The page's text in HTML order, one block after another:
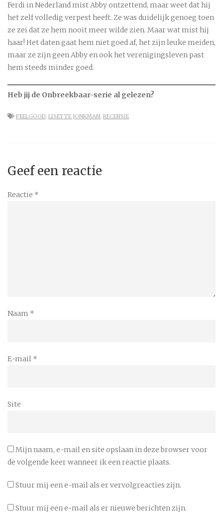
Ferdi in Nederland mist Abby ontzettend, maar weet dat hij
het zelf volledig verpest heeft. Ze was duidelijk genoeg toen
ze zei dat ze hem nooit meer wilde zien. Maar wat mist hij
haar! Het daten gaat hem niet goed af, het zijn leuke meiden,
maar ze zijn geen Abby en ook het verenigingsleven past
hem steeds minder goed.
Heb jij de Onbreekbaar-serie al gelezen?
FEELGOOD, LISETTE JONKMAN, RECENSIE
Geef een reactie
Reactie *
Naam *
E-mail *
Site
Mijn naam, e-mail en site opslaan in deze browser voor
de volgende keer wanneer ik een reactie plaats.
Stuur mij een e-mail als er vervolgreacties zijn.
Stuur mij een e-mail als er nieuwe berichten zijn.